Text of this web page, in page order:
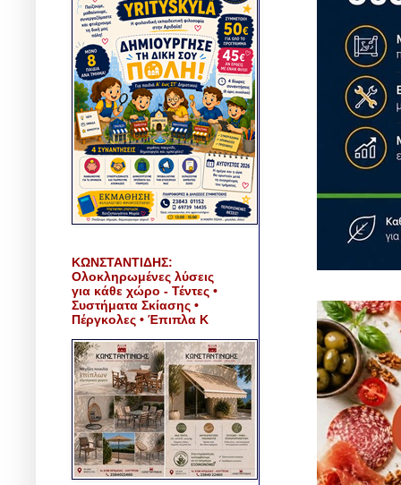
ΚΩΝΣΤΑΝΤΙΔΗΣ:
Ολοκληρωμένες λύσεις
για κάθε χώρο - Τέντες •
Συστήματα Σκίασης •
Πέργκολες • Έπιπλα Κ